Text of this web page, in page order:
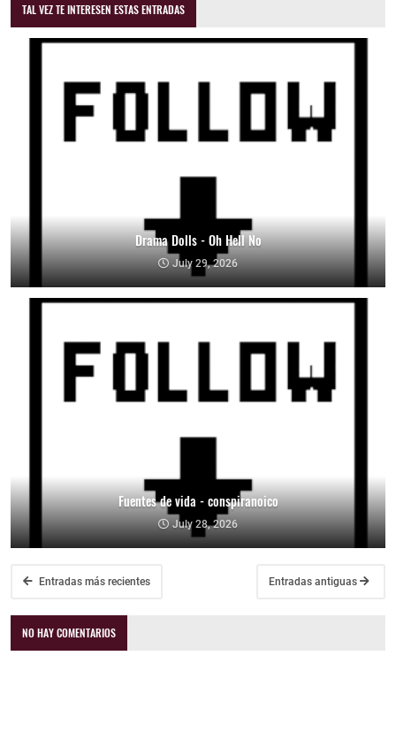
TAL VEZ TE INTERESEN ESTAS ENTRADAS
Drama Dolls - Oh Hell No
July 29, 2026
Fuentes de vida - conspiranoico
July 28, 2026
Entradas más recientes Entradas antiguas
NO HAY COMENTARIOS